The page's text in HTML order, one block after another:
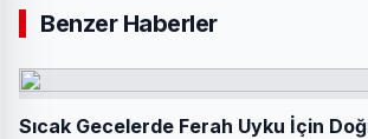
Benzer Haberler
Sıcak Gecelerde Ferah Uyku İçin